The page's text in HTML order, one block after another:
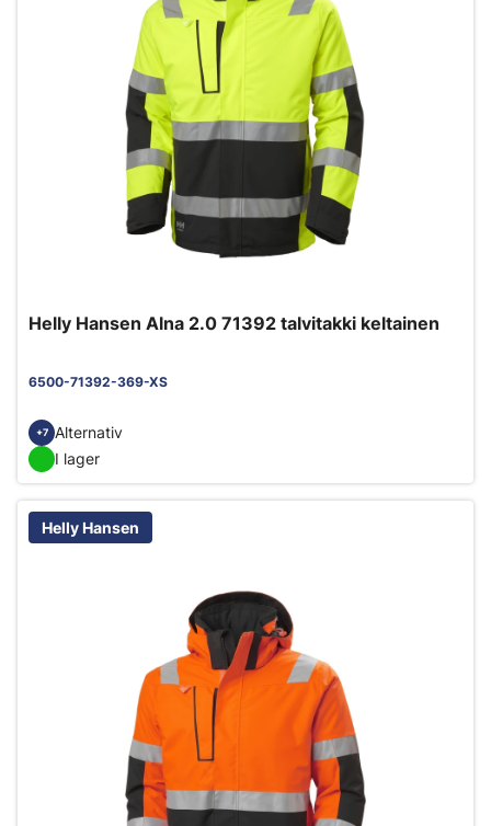
Helly Hansen Alna 2.0 71392 talvitakki keltainen
6500-71392-369-XS
+7
Alternativ
I lager
Helly Hansen